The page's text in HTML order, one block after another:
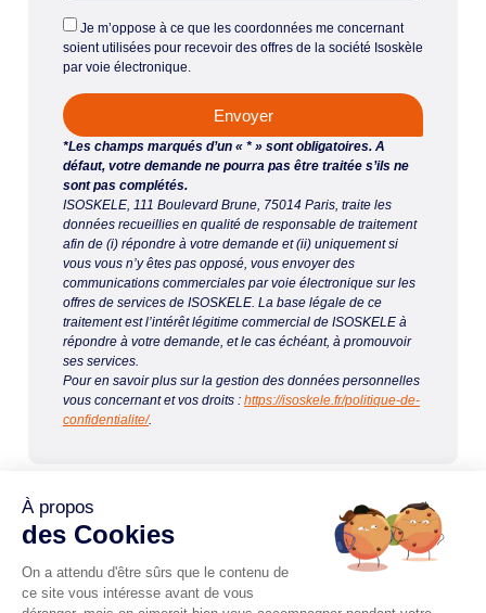
Je m’oppose à ce que les coordonnées me concernant
soient utilisées pour recevoir des offres de la société Isoskèle
par voie électronique.
Envoyer
*Les champs marqués d’un « * » sont obligatoires. A
défaut, votre demande ne pourra pas être traitée s’ils ne
sont pas complétés.
ISOSKELE, 111 Boulevard Brune, 75014 Paris, traite les
données recueillies en qualité de responsable de traitement
afin de (i) répondre à votre demande et (ii) uniquement si
vous vous n’y êtes pas opposé, vous envoyer des
communications commerciales par voie électronique sur les
offres de services de ISOSKELE. La base légale de ce
traitement est l’intérêt légitime commercial de ISOSKELE à
répondre à votre demande, et le cas échéant, à promouvoir
ses services.
Pour en savoir plus sur la gestion des données personnelles
vous concernant et vos droits : https://isoskele.fr/politique-de-
confidentialite/.